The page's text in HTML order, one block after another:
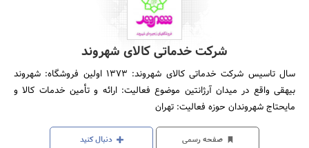
شرکت خدماتی کالای شهروند
سال تاسیس شرکت خدماتی کالای شهروند: 1373 اولین فروشگاه: شهروند
بیهقی واقع در میدان آرژانتین موضوع فعالیت: ارائه و تأمین خدمات کالا و
مایحتاج شهروندان حوزه فعالیت: تهران
صفحه رسمی دنبال کنید